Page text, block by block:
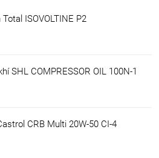
ISOVOLTINE P2
SHL COMPRESSOR OIL 100N-1
CRB Multi 20W-50 CI-4